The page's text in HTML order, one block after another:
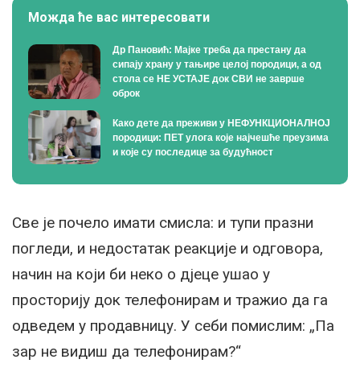
Можда ће вас интересовати
Др Пановић: Мајке треба да престану да
сипају храну у тањире целој породици, а од
стола се НЕ УСТАЈЕ док СВИ не заврше
оброк
Како дете да преживи у НЕФУНКЦИОНАЛНОЈ
породици: ПЕТ улога које најчешће преузима
и које су последице за будућност
Све је почело имати смисла: и тупи празни
погледи, и недостатак реакције и одговора,
начин на који би неко о дјеце ушао у
просторију док телефонирам и тражио да га
одведем у продавницу. У себи помислим: „Па
зар не видиш да телефонирам?“